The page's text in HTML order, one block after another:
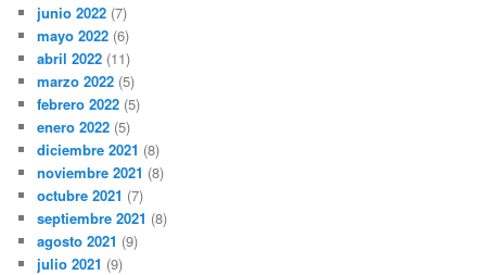
junio 2022 (7)
mayo 2022 (6)
abril 2022 (11)
marzo 2022 (5)
febrero 2022 (5)
enero 2022 (5)
diciembre 2021 (8)
noviembre 2021 (8)
octubre 2021 (7)
septiembre 2021 (8)
agosto 2021 (9)
julio 2021 (9)